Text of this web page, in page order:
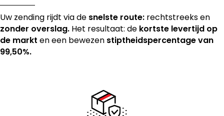
Uw zending rijdt via de snelste route: rechtstreeks en
zonder overslag. Het resultaat: de kortste levertijd op
de markt en een bewezen stiptheidspercentage van
99,50%.